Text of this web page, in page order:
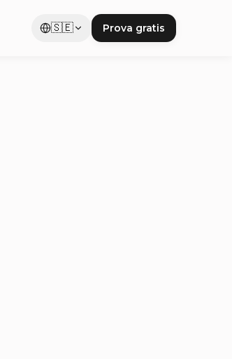
🇸🇪 Prova gratis